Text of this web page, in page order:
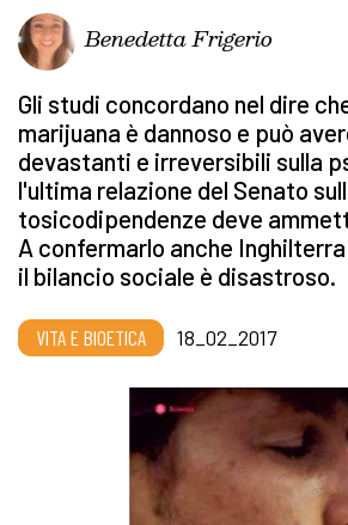
Benedetta Frigerio
Gli studi concordano nel dire
marijuana è dannoso e può
devastanti e irreversibili sulla
l'ultima relazione del Senato
tosicodipendenze deve
A confermarlo anche
il bilancio sociale è disastroso.
VITA E BIOETICA 18_02_2017